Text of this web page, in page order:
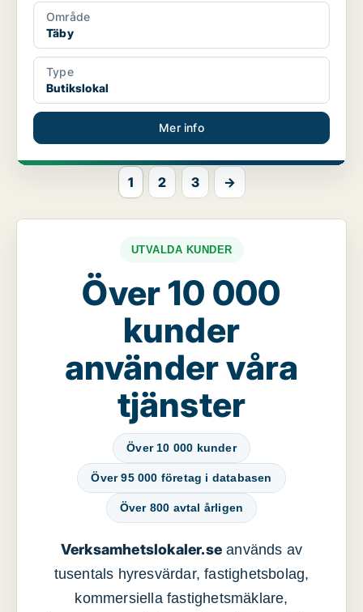
Område
Täby
Type
Butikslokal
Mer info
1 2 3 →
UTVALDA KUNDER
Över 10 000
kunder
använder våra
tjänster
Över 10 000 kunder
Över 95 000 företag i databasen
Över 800 avtal årligen
Verksamhetslokaler.se används av
tusentals hyresvärdar, fastighetsbolag,
kommersiella fastighetsmäklare,